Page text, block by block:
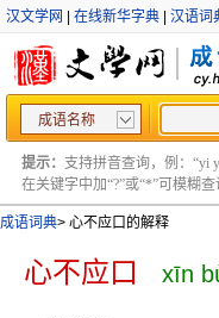
汉文学网 在线新华字典 汉语词
成语名称
提示： 支持拼音查询，例：“yi
在关键字中加“?”或“*”可模糊
成语词典> 心不应口的解释
心不应口 xīn